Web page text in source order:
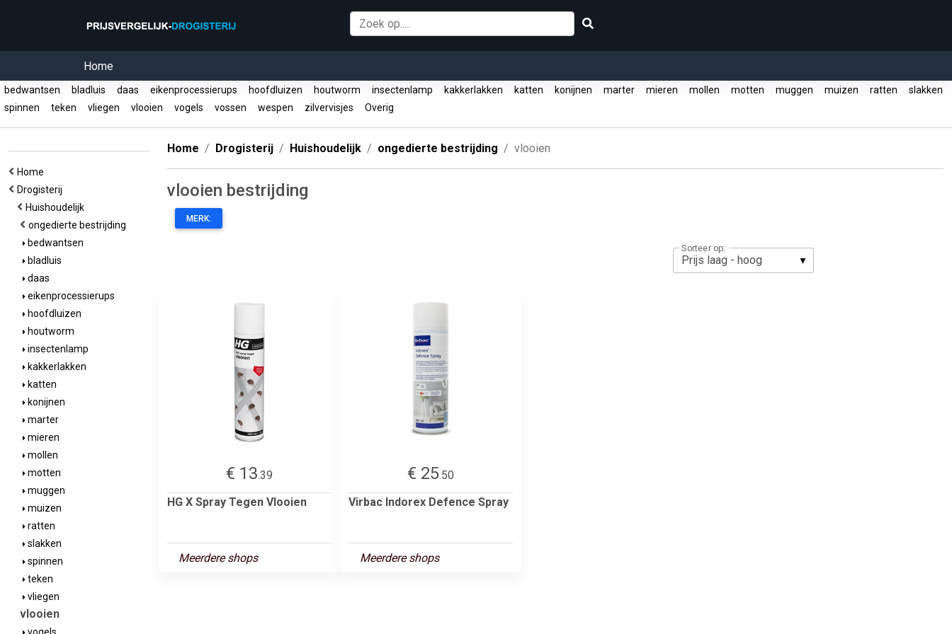
Home
bedwantsen bladluis daas eikenprocessierups hoofdluizen houtworm insectenlamp kakkerlakken katten konijnen marter mieren mollen motten muggen muizen ratten
slakken
spinnen
teken vliegen vlooien vogels vossen wespen zilvervisjes Overig
Home
Drogisterij
Huishoudelijk
ongedierte bestrijding
bedwantsen
bladluis
daas
eikenprocessierups
hoofdluizen
houtworm
insectenlamp
kakkerlakken
katten
konijnen
marter
mieren
mollen
motten
muggen
muizen
ratten
slakken
spinnen
teken
vliegen
vlooien
Home Drogisterij Huishoudelijk ongedierte bestrijding vlooien
vlooien bestrijding
MERK:
Sorteer op:
€ 13.39
HG X Spray Tegen Vlooien
Meerdere shops
€ 25.50
Virbac Indorex Defence Spray
Meerdere shops